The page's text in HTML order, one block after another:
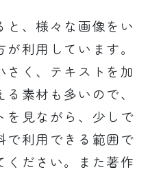
と、様々な画像をい
利用しています。
さく、テキストを加
素材も多いので、
を見ながら、少しで
で利用できる範囲で
ください。また著作